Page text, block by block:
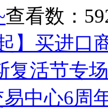
查看数：
】买进口
复活节专
中心6周